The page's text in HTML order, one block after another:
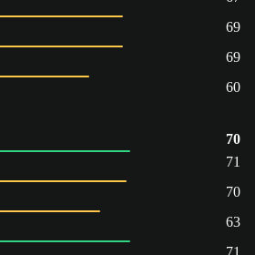
69
69
60
70
71
70
63
71